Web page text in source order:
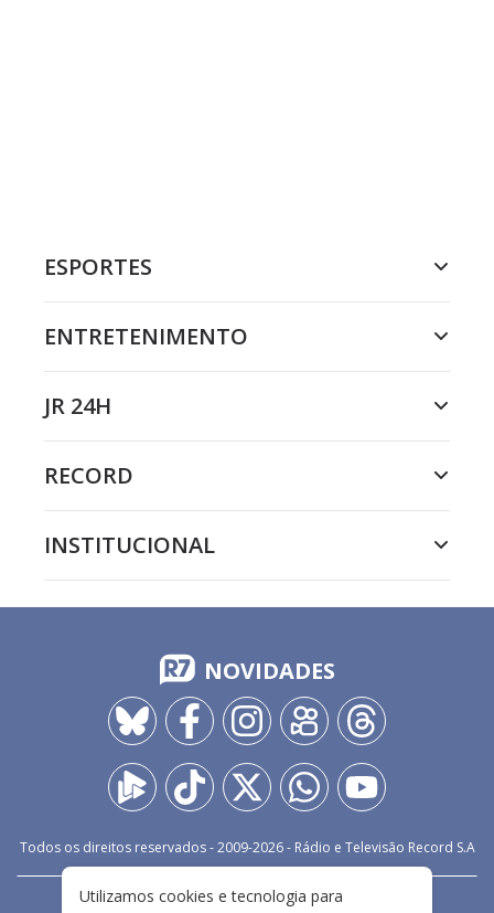
ESPORTES
ENTRETENIMENTO
JR 24H
RECORD
INSTITUCIONAL
NOVIDADES
Todos os direitos reservados - 2009-2026- Rádio e Televisão Record S.A
Utilizamos cookies e tecnologia para